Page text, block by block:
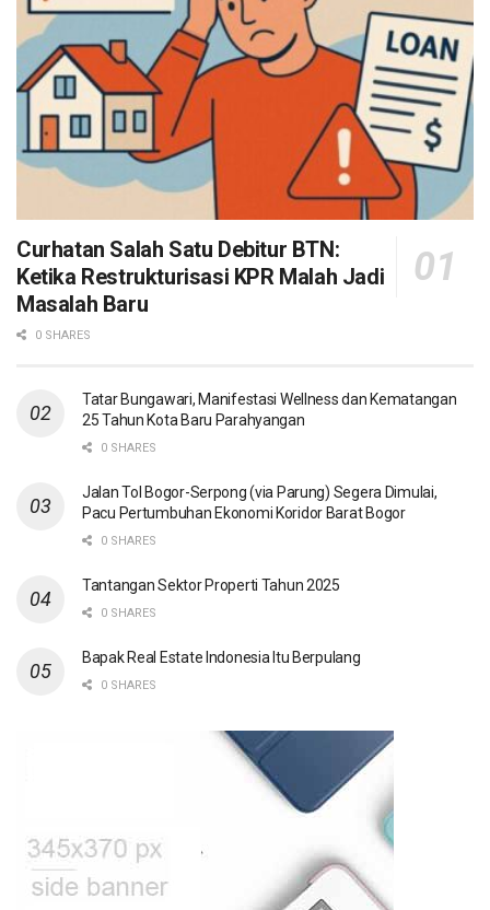
Curhatan Salah Satu Debitur BTN:
Ketika Restrukturisasi KPR Malah Jadi
Masalah Baru
0 SHARES
Tatar Bungawari, Manifestasi Wellness dan Kematangan
25 Tahun Kota Baru Parahyangan
0 SHARES
Jalan Tol Bogor-Serpong (via Parung) Segera Dimulai,
Pacu Pertumbuhan Ekonomi Koridor Barat Bogor
0 SHARES
Tantangan Sektor Properti Tahun 2025
0 SHARES
Bapak Real Estate Indonesia Itu Berpulang
0 SHARES